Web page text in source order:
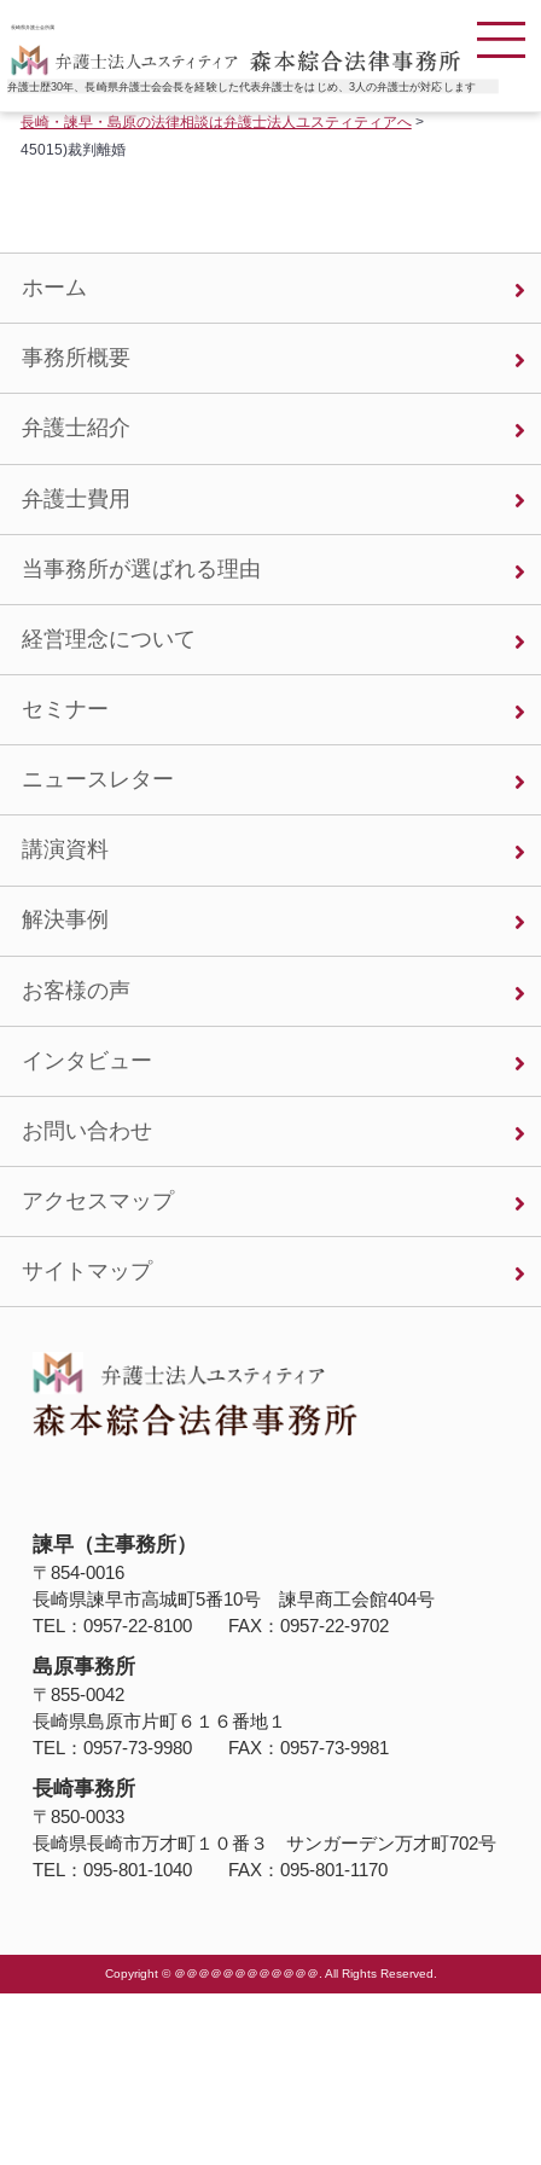
長崎県弁護士会所属
弁護士歴30年、長崎県弁護士会会長を経験した代表弁護士をはじめ、3人の弁護士が対応します
長崎・諫早・島原の法律相談は弁護士法人ユスティティアへ>
45015)裁判離婚
ホーム
事務所概要
弁護士紹介
弁護士費用
当事務所が選ばれる理由
経営理念について
セミナー
ニュースレター
講演資料
解決事例
お客様の声
インタビュー
お問い合わせ
アクセスマップ
サイトマップ
諫早（主事務所）
〒854‐0016
長崎県諫早市高城町5番10号 諫早商工会館404号
TEL：0957-22-8100 FAX：0957-22-9702
島原事務所
〒855-0042
長崎県島原市片町６１６番地１
TEL：0957-73-9980 FAX：0957-73-9981
長崎事務所
〒850-0033
長崎県長崎市万才町１０番３ サンガーデン万才町702号
TEL：095-801-1040 FAX：095-801-1170
Copyright © ＠＠＠＠＠＠＠＠＠＠＠＠. All Rights Reserved.